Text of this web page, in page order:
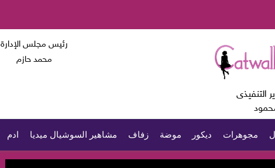
التنفيذى
رئيس مجلس الإدارة
محمد حازم
مجوهرات ديكور موضة زفاف مشاهير السوشيال ميديا ادم